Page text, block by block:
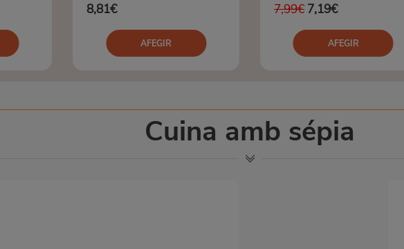
8,81€
AFEGIR
7,99€ 7,19€
AFEGIR
Cuina amb sépia